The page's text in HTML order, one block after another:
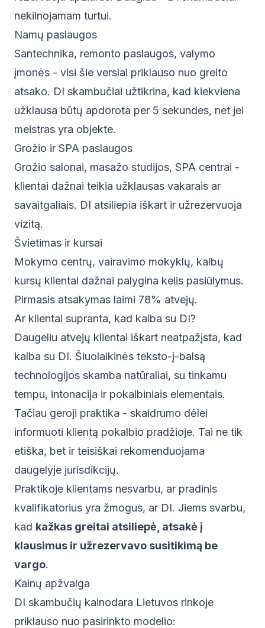
nekilnojamam turtui.
Namų paslaugos
Santechnika, remonto paslaugos, valymo
įmonės - visi šie verslai priklauso nuo greito
atsako. DI skambučiai užtikrina, kad kiekviena
užklausa būtų apdorota per 5 sekundes, net jei
meistras yra objekte.
Grožio ir SPA paslaugos
Grožio salonai, masažo studijos, SPA centrai -
klientai dažnai teikia užklausas vakarais ar
savaitgaliais. DI atsiliepia iškart ir užrezervuoja
vizitą.
Švietimas ir kursai
Mokymo centrų, vairavimo mokyklų, kalbų
kursų klientai dažnai palygina kelis pasiūlymus.
Pirmasis atsakymas laimi 78% atvejų.
Ar klientai supranta, kad kalba su DI?
Daugeliu atvejų klientai iškart neatpažįsta, kad
kalba su DI. Šiuolaikinės teksto-į-balsą
technologijos skamba natūraliai, su tinkamu
tempu, intonacija ir pokalbiniais elementais.
Tačiau geroji praktika - skaidrumo dėlei
informuoti klientą pokalbio pradžioje. Tai ne tik
etiška, bet ir teisiškai rekomenduojama
daugelyje jurisdikcijų.
Praktikoje klientams nesvarbu, ar pradinis
kvalifikatorius yra žmogus, ar DI. Jiems svarbu,
kad kažkas greitai atsiliepė, atsakė į
klausimus ir užrezervavo susitikimą be
vargo.
Kainų apžvalga
DI skambučių kainodara Lietuvos rinkoje
priklauso nuo pasirinkto modelio: